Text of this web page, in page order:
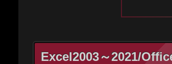
Excel2003～2021/